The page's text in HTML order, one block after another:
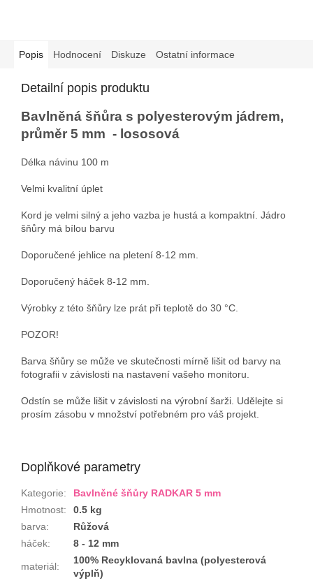
Popis Hodnocení Diskuze Ostatní informace
Detailní popis produktu
Bavlněná šňůra s polyesterovým jádrem,
průměr 5 mm - lososová
Délka návinu 100 m
Velmi kvalitní úplet
Kord je velmi silný a jeho vazba je hustá a kompaktní. Jádro
šňůry má bílou barvu
Doporučené jehlice na pletení 8-12 mm.
Doporučený háček 8-12 mm.
Výrobky z této šňůry lze prát při teplotě do 30 °C.
POZOR!
Barva šňůry se může ve skutečnosti mírně lišit od barvy na
fotografii v závislosti na nastavení vašeho monitoru.
Odstín se může lišit v závislosti na výrobní šarži. Udělejte si
prosím zásobu v množství potřebném pro váš projekt.
Doplňkové parametry
Kategorie:
Bavlněné šňůry RADKAR 5 mm
Hmotnost:
0.5 kg
barva:
Růžová
háček: 8 - 12 mm
materiál:
100% Recyklovaná bavlna (polyesterová
výplň)